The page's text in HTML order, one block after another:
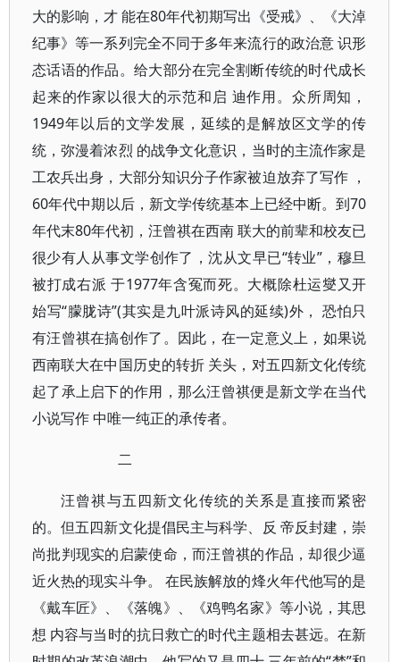
大的影响，才 能在80年代初期写出《受戒》、《大淖
纪事》等一系列完全不同于多年来流行的政治意 识形
态话语的作品。给大部分在完全割断传统的时代成长
起来的作家以很大的示范和启 迪作用。众所周知，
1949年以后的文学发展，延续的是解放区文学的传
统，弥漫着浓烈 的战争文化意识，当时的主流作家是
工农兵出身，大部分知识分子作家被迫放弃了写作 ，
60年代中期以后，新文学传统基本上已经中断。到70
年代末80年代初，汪曾祺在西南 联大的前辈和校友已
很少有人从事文学创作了，沈从文早已“转业”，穆旦
被打成右派 于1977年含冤而死。大概除杜运燮又开
始写“朦胧诗”(其实是九叶派诗风的延续)外， 恐怕只
有汪曾祺在搞创作了。因此，在一定意义上，如果说
西南联大在中国历史的转折 关头，对五四新文化传统
起了承上启下的作用，那么汪曾祺便是新文学在当代
小说写作 中唯一纯正的承传者。
二
汪曾祺与五四新文化传统的关系是直接而紧密
的。但五四新文化提倡民主与科学、反 帝反封建，崇
尚批判现实的启蒙使命，而汪曾祺的作品，却很少逼
近火热的现实斗争。 在民族解放的烽火年代他写的是
《戴车匠》、《落魄》、《鸡鸭名家》等小说，其思
想 内容与当时的抗日救亡的时代主题相去甚远。在新